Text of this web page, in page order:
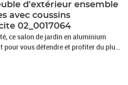
d'extérieur ensemble
avec coussins
02_0017064
ce salon de jardin en aluminium
vous détendre et profiter du plus
modulaire : cet ensemble de salon
dans différentes